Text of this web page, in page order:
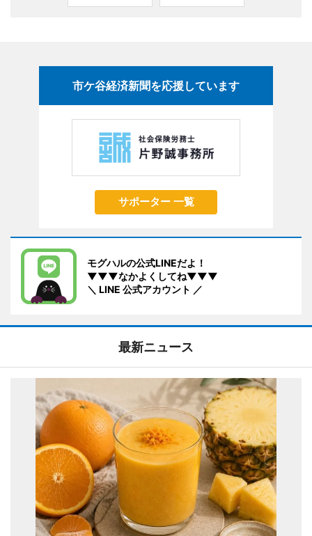
市ケ谷経済新聞を応援しています
サポーター 一覧
モグハルの公式LINEだよ！
▼▼▼なかよくしてね▼▼▼
＼ LINE 公式アカウント ／
最新ニュース